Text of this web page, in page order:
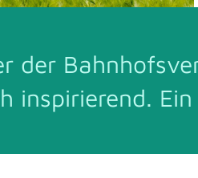
der
inspirierend.